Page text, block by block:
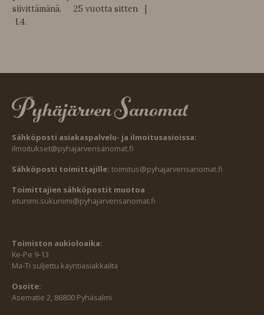
siivittämänä. 25 vuotta sitten |
1.4.
Sähköposti asiakaspalvelu- ja ilmoitusasioissa:
ilmoitukset@pyhajarvensanomat.fi
Sähköposti toimittajille: toimitus@pyhajarvensanomat.fi
Toimittajien sähköpostit muotoa
etunimi.sukunimi@pyhajarvensanomat.fi
Toimiston aukioloaika:
Ke-Pe 9-13
Ma-Ti suljettu käyntiasiakkailta
Osoite:
Asematie 2, 86800 Pyhäsalmi